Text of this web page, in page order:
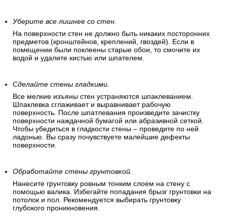
Уберите все лишнее со стен.
На поверхности стен не должно быть никаких посторонних
предметов (кронштейнов, креплений, гвоздей). Если в
помещении были поклеены старые обои, то смочите их
водой и удалите кистью или шпателем.
Сделайте стены гладкими.
Все мелкие изъяны стен устраняются шпаклеванием.
Шпаклевка сглаживает и выравнивает рабочую
поверхность. После шпатлевания произведите зачистку
поверхности наждачной бумагой или абразивной сеткой.
Чтобы убедиться в гладкости стены – проведите по ней
ладонью. Вы сразу почувствуете малейшие дефекты
поверхности.
Обработайте стены грунтовкой.
Нанесите грунтовку ровным тонким слоем на стену с
помощью валика. Избегайте попадания брызг грунтовки на
потолок и пол. Рекомендуется выбирать грунтовку
глубокого проникновения.